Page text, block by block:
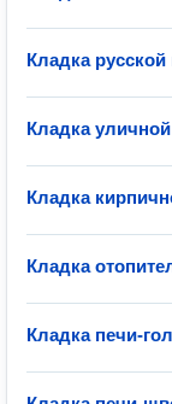
Кладка русской
Кладка
Кладка
Кладка
Кладка печи-